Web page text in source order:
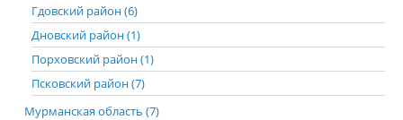
Гдовский район (6)
Дновский район (1)
Порховский район (1)
Псковский район (7)
Мурманская область (7)